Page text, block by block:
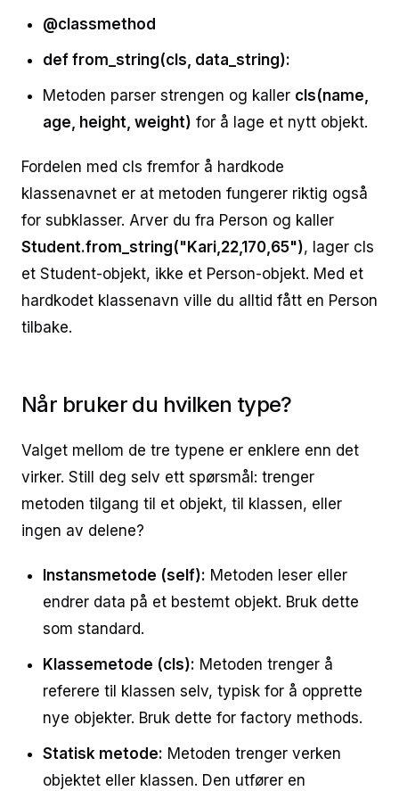
@classmethod
def from_string(cls, data_string):
Metoden parser strengen og kaller cls(name,
age, height, weight) for å lage et nytt objekt.
Fordelen med cls fremfor å hardkode
klassenavnet er at metoden fungerer riktig også
for subklasser. Arver du fra Person og kaller
Student.from_string("Kari,22,170,65"), lager cls
et Student-objekt, ikke et Person-objekt. Med et
hardkodet klassenavn ville du alltid fått en Person
tilbake.
Når bruker du hvilken type?
Valget mellom de tre typene er enklere enn det
virker. Still deg selv ett spørsmål: trenger
metoden tilgang til et objekt, til klassen, eller
ingen av delene?
Instansmetode (self): Metoden leser eller
endrer data på et bestemt objekt. Bruk dette
som standard.
Klassemetode (cls): Metoden trenger å
referere til klassen selv, typisk for å opprette
nye objekter. Bruk dette for factory methods.
Statisk metode: Metoden trenger verken
objektet eller klassen. Den utfører en